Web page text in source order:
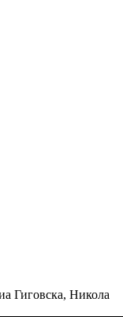
Гиговска, Никола